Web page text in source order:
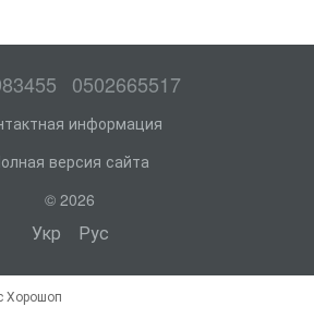
0502665517
информация
версия сайта
© 2026
Укр Рус
Хорошоп